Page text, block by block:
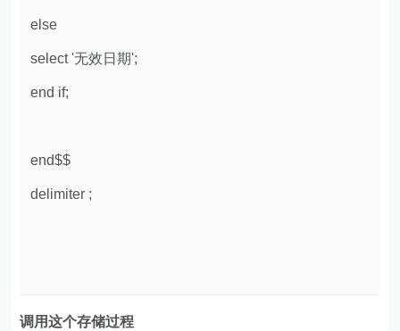
else
select '无效日期';
end if;
end$$
delimiter ;
调用这个存储过程